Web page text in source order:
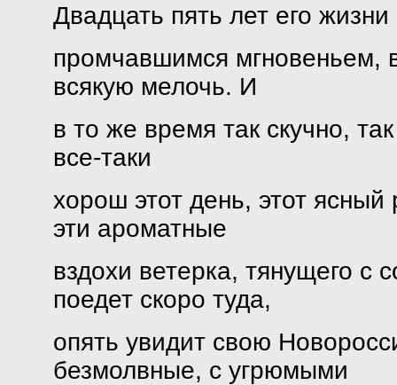
Двадцать пять лет его
промчавшимся мгновеньем,
всякую мелочь. И
в то же время так скучно,
все-таки
хорош этот день, этот
эти ароматные
вздохи ветерка, тянущего с
поедет скоро туда,
опять увидит свою
безмолвные, с угрюмыми